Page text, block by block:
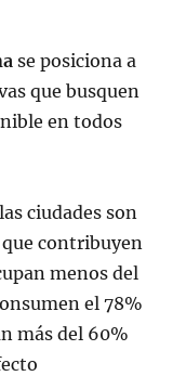
se posiciona a
que busquen
en todos
ciudades son
contribuyen
menos del
el 78%
más del 60%